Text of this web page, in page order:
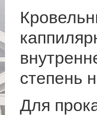
степень
Для